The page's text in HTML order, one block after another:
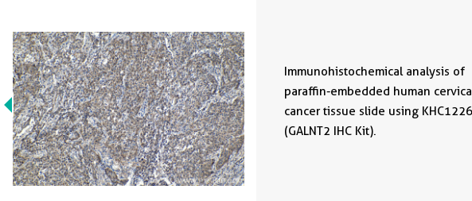
Immunohistochemical analysis of
paraffin-embedded human
cancer tissue slide using KHC1226
(GALNT2 IHC Kit).